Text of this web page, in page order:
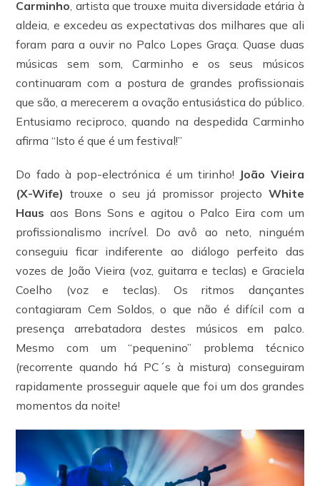
Carminho , artista que trouxe muita diversidade etária à
aldeia, e excedeu as expectativas dos milhares que ali
foram para a ouvir no Palco Lopes Graça. Quase duas
músicas sem som, Carminho e os seus músicos
continuaram com a postura de grandes profissionais
que são, a merecerem a ovação entusiástica do público.
Entusiamo reciproco, quando na despedida Carminho
afirma “Isto é que é um festival!”
Do fado à pop-electrónica é um tirinho! João Vieira
(X-Wife) trouxe o seu já promissor projecto White
Haus aos Bons Sons e agitou o Palco Eira com um
profissionalismo incrível. Do avô ao neto, ninguém
conseguiu ficar indiferente ao diálogo perfeito das
vozes de João Vieira (voz, guitarra e teclas) e Graciela
Coelho (voz e teclas). Os ritmos dançantes
contagiaram Cem Soldos, o que não é difícil com a
presença arrebatadora destes músicos em palco.
Mesmo com um “pequenino” problema técnico
(recorrente quando há PC´s à mistura) conseguiram
rapidamente prosseguir aquele que foi um dos grandes
momentos da noite!